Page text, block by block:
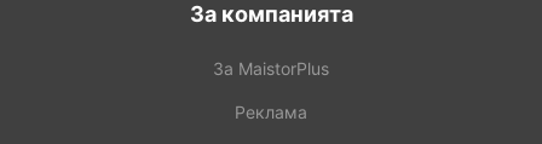
За компанията
За MaistorPlus
Реклама